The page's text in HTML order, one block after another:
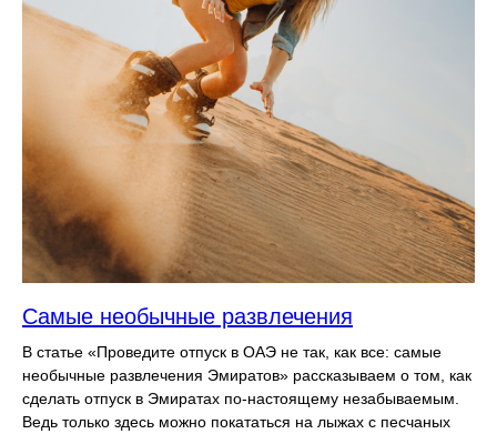
Самые необычные развлечения
В статье «Проведите отпуск в ОАЭ не так, как все: самые
необычные развлечения Эмиратов» рассказываем о том, как
сделать отпуск в Эмиратах по-настоящему незабываемым.
Ведь только здесь можно покататься на лыжах с песчаных